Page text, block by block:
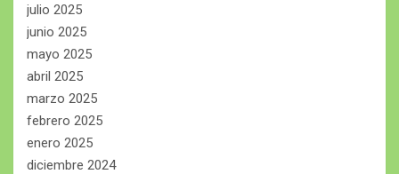
julio 2025
junio 2025
mayo 2025
abril 2025
marzo 2025
febrero 2025
enero 2025
diciembre 2024